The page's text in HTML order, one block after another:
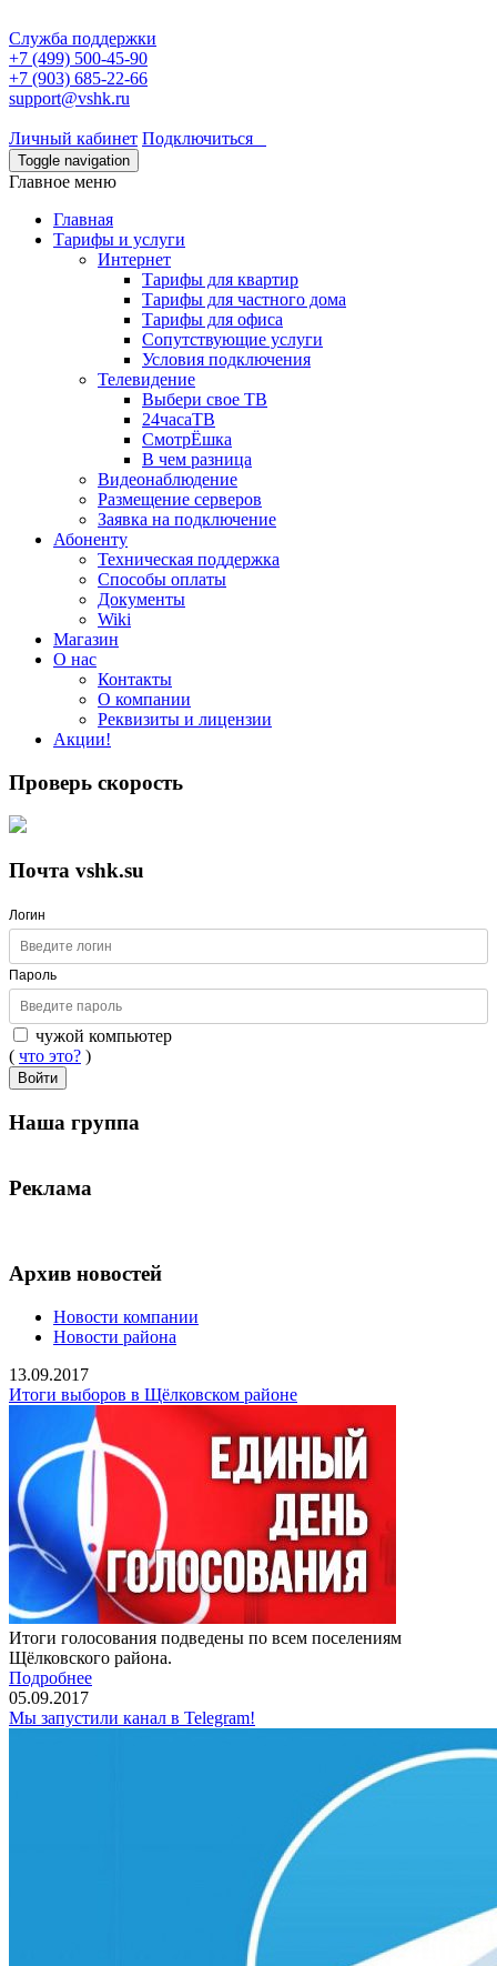
Служба поддержки
+7 (499) 500-45-90
+7 (903) 685-22-66
support@vshk.ru
Личный кабинет Подключиться
Toggle navigation
Главное меню
Главная
Тарифы и услуги
Интернет
Тарифы для квартир
Тарифы для частного дома
Тарифы для офиса
Сопутствующие услуги
Условия подключения
Телевидение
Выбери свое ТВ
24часаТВ
СмотрЁшка
В чем разница
Видеонаблюдение
Размещение серверов
Заявка на подключение
Абоненту
Техническая поддержка
Способы оплаты
Документы
Wiki
Магазин
О нас
Контакты
О компании
Реквизиты и лицензии
Акции!
Проверь скорость
Почта vshk.su
Логин
Пароль
чужой компьютер
( что это? )
Войти
Наша группа
Реклама
Архив новостей
Новости компании
Новости района
13.09.2017
Итоги выборов в Щёлковском районе
Итоги голосования подведены по всем поселениям
Щёлковского района.
Подробнее
05.09.2017
Мы запустили канал в Telegram!